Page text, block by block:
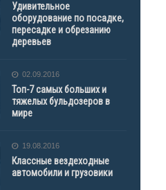
Удивительное
оборудование по посадке,
пересадке и обрезанию
деревьев
02.09.2016
Топ-7 самых больших и
тяжелых бульдозеров в
мире
19.08.2016
Классные вездеходные
автомобили и грузовики